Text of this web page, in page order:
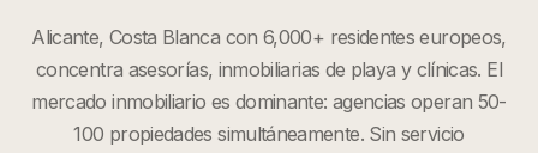
Alicante, Costa Blanca con 6,000+ residentes europeos,
concentra asesorías, inmobiliarias de playa y clínicas. El
mercado inmobiliario es dominante: agencias operan 50-
100 propiedades simultáneamente. Sin servicio